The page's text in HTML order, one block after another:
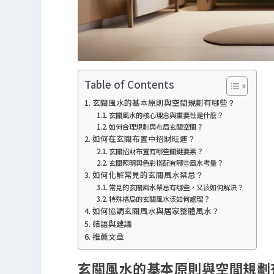
Table of Contents
玄關風水的基本原則與空間規劃有哪些？
玄關風水的核心理念與重要性是什麼？
如何合理規劃與布局玄關空間？
如何在玄關布置中招財旺運？
玄關招財布置有哪些關鍵要素？
玄關照明與色彩搭配有哪些風水考量？
如何化解常見的玄關風水禁忌？
常見的玄關風水禁忌有哪些，又该如何解決？
特殊格局的玄關風水该如何處理？
如何協調玄關風水與居家整體風水？
結語與建議
推薦文章
玄關風水的基本原則與空間規